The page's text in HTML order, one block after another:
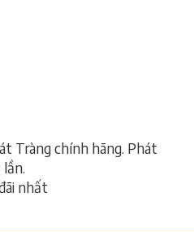
Tràng chính hãng. Phát
nhất